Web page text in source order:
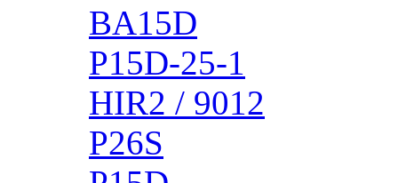
BA15D
P15D-25-1
HIR2 / 9012
P26S